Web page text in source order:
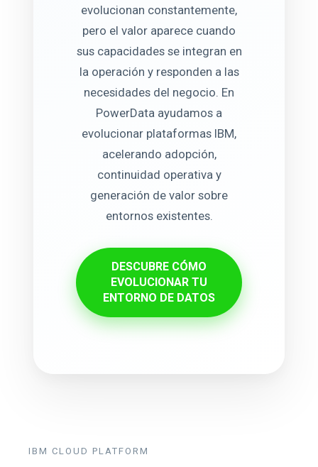
evolucionan constantemente,
pero el valor aparece cuando
sus capacidades se integran en
la operación y responden a las
necesidades del negocio. En
PowerData ayudamos a
evolucionar plataformas IBM,
acelerando adopción,
continuidad operativa y
generación de valor sobre
entornos existentes.
DESCUBRE CÓMO
EVOLUCIONAR TU
ENTORNO DE DATOS
IBM CLOUD PLATFORM